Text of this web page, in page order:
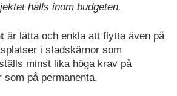
hålls inom budgeten.
är lätta och enkla att flytta även på
i stadskärnor som
minst lika höga krav på
som på permanenta.